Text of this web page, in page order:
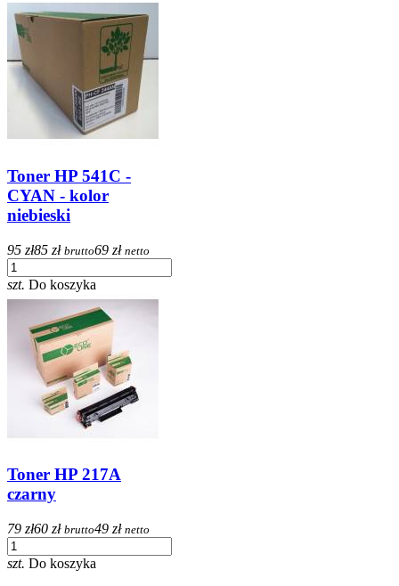
Toner HP 541C -
CYAN - kolor
niebieski
95 zł85 zł brutto69 zł netto
szt. Do koszyka
Toner HP 217A
czarny
79 zł60 zł brutto49 zł netto
szt. Do koszyka